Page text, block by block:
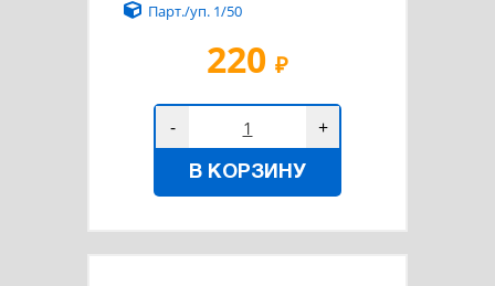
220 ₽
Парт./уп. 1/50
- +
В КОРЗИНУ